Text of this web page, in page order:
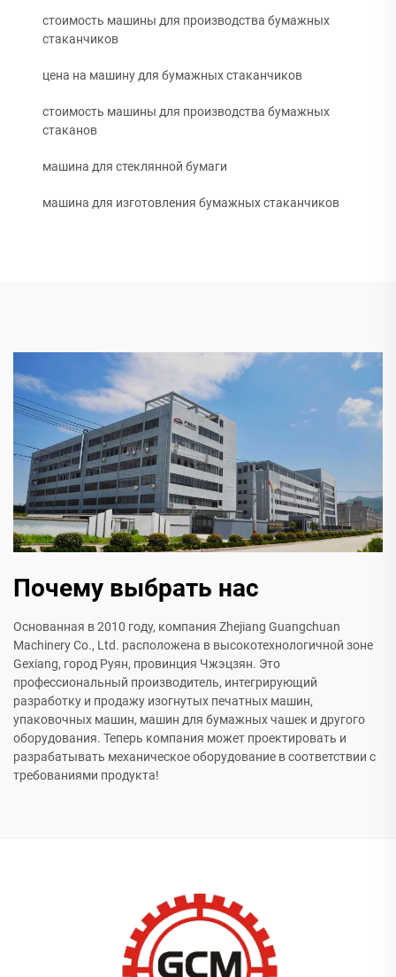
стоимость машины для производства бумажных
стаканчиков
цена на машину для бумажных стаканчиков
стоимость машины для производства бумажных
стаканов
машина для стеклянной бумаги
машина для изготовления бумажных стаканчиков
Почему выбрать нас
Основанная в 2010 году, компания Zhejiang Guangchuan
Machinery Co., Ltd. расположена в высокотехнологичной зоне
Gexiang, город Руян, провинция Чжэцзян. Это
профессиональный производитель, интегрирующий
разработку и продажу изогнутых печатных машин,
упаковочных машин, машин для бумажных чашек и другого
оборудования. Теперь компания может проектировать и
разрабатывать механическое оборудование в соответствии с
требованиями продукта!